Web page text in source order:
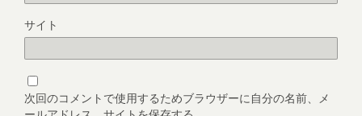
サイト
次回のコメントで使用するためブラウザーに自分の名前、メ